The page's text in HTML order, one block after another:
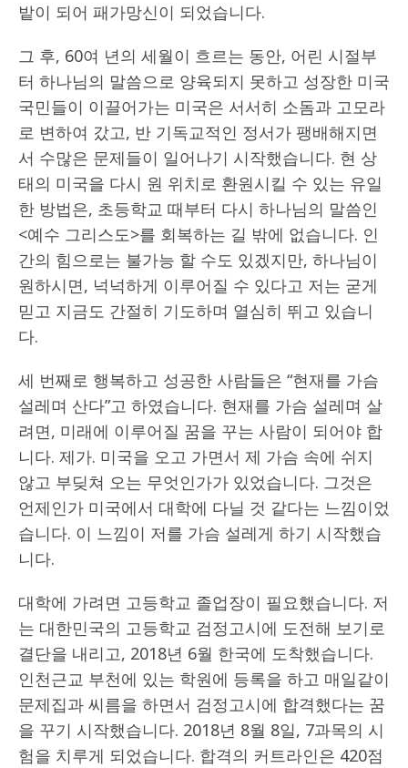
밭이 되어 패가망신이 되었습니다.
그 후, 60여 년의 세월이 흐르는 동안, 어린 시절부
터 하나님의 말씀으로 양육되지 못하고 성장한 미국
국민들이 이끌어가는 미국은 서서히 소돔과 고모라
로 변하여 갔고, 반 기독교적인 정서가 팽배해지면
서 수많은 문제들이 일어나기 시작했습니다. 현 상
태의 미국을 다시 원 위치로 환원시킬 수 있는 유일
한 방법은, 초등학교 때부터 다시 하나님의 말씀인
<예수 그리스도>를 회복하는 길 밖에 없습니다. 인
간의 힘으로는 불가능 할 수도 있겠지만, 하나님이
원하시면, 넉넉하게 이루어질 수 있다고 저는 굳게
믿고 지금도 간절히 기도하며 열심히 뛰고 있습니
다.
세 번째로 행복하고 성공한 사람들은 “현재를 가슴
설레며 산다”고 하였습니다. 현재를 가슴 설레며 살
려면, 미래에 이루어질 꿈을 꾸는 사람이 되어야 합
니다. 제가. 미국을 오고 가면서 제 가슴 속에 쉬지
않고 부딪쳐 오는 무엇인가가 있었습니다. 그것은
언제인가 미국에서 대학에 다닐 것 같다는 느낌이었
습니다. 이 느낌이 저를 가슴 설레게 하기 시작했습
니다.
대학에 가려면 고등학교 졸업장이 필요했습니다. 저
는 대한민국의 고등학교 검정고시에 도전해 보기로
결단을 내리고, 2018년 6월 한국에 도착했습니다.
인천근교 부천에 있는 학원에 등록을 하고 매일같이
문제집과 씨름을 하면서 검정고시에 합격했다는 꿈
을 꾸기 시작했습니다. 2018년 8월 8일, 7과목의 시
험을 치루게 되었습니다. 합격의 커트라인은 420점